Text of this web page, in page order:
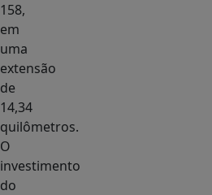
158,
em
uma
extensão
de
14,34
quilômetros.
O
investimento
do